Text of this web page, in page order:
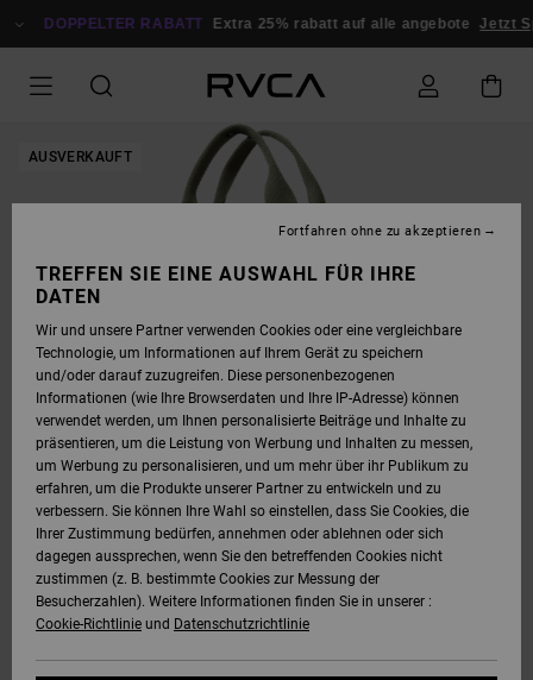
ZUR
DOPPELTER RABATT Extra 25% rabatt auf alle angebote Jetzt
AUSVERKAUFT
TREFFEN SIE EINE AUSWAHL FÜR IHRE
DATEN
Wir und unsere Partner verwenden Cookies oder eine vergleichbare
Technologie, um Informationen auf Ihrem Gerät zu speichern
und/oder darauf zuzugreifen. Diese personenbezogenen
Informationen (wie Ihre Browserdaten und Ihre IP-Adresse) können
verwendet werden, um Ihnen personalisierte Beiträge und Inhalte zu
präsentieren, um die Leistung von Werbung und Inhalten zu messen,
um Werbung zu personalisieren, und um mehr über ihr Publikum zu
erfahren, um die Produkte unserer Partner zu entwickeln und zu
verbessern. Sie können Ihre Wahl so einstellen, dass Sie Cookies, die
Ihrer Zustimmung bedürfen, annehmen oder ablehnen oder sich
dagegen aussprechen, wenn Sie den betreffenden Cookies nicht
zustimmen (z. B. bestimmte Cookies zur Messung der
Besucherzahlen). Weitere Informationen finden Sie in unserer :
Cookie-Richtlinie und Datenschutzrichtlinie
Fortfahren ohne zu akzeptieren